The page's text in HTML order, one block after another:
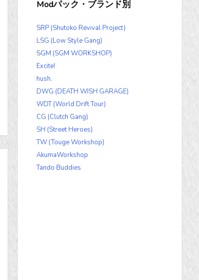
Modパック・ブランド別
SRP (Shutoko Revival Project)
LSG (Low Style Gang)
SGM (SGM WORKSHOP)
Excite!
hush.
DWG (DEATH WISH GARAGE)
WDT (World Drift Tour)
CG (Clutch Gang)
SH (Street Heroes)
TW (Touge Workshop)
AkumaWorkshop
Tando Buddies